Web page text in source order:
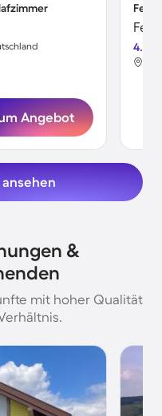
Angebot
4.8
&
mit hoher Qualität